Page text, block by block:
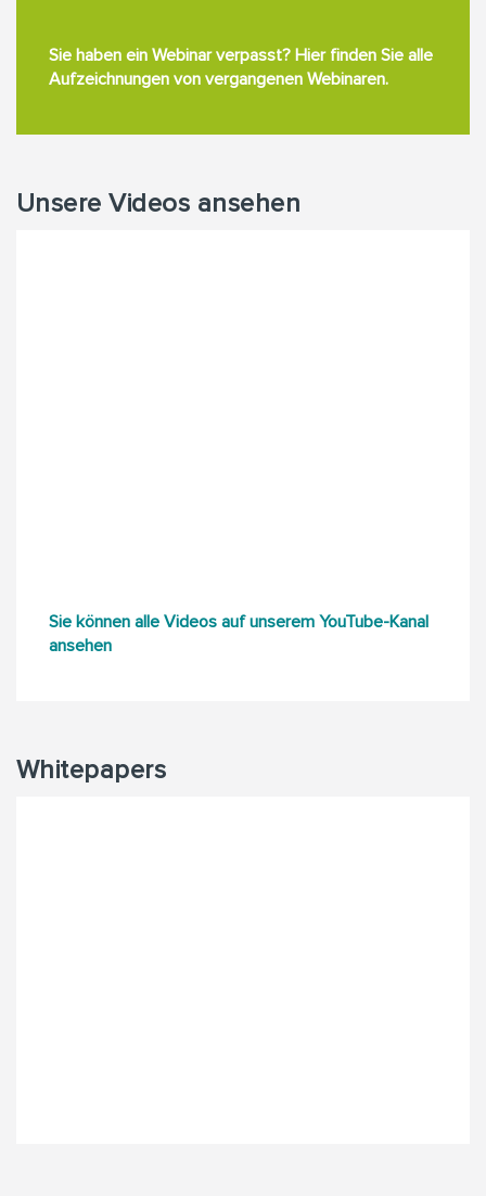
Sie haben ein Webinar verpasst? Hier finden Sie alle
Aufzeichnungen von vergangenen Webinaren.
Unsere Videos ansehen
Sie können alle Videos auf unserem YouTube-Kanal
ansehen
Whitepapers